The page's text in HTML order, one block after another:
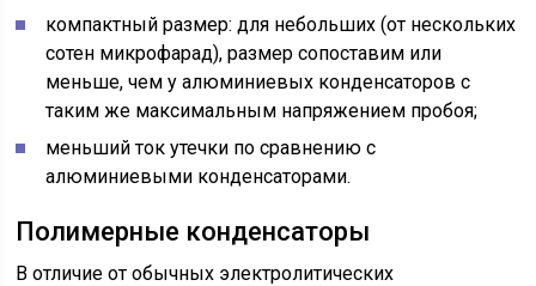
компактный размер: для небольших (от нескольких
сотен микрофарад), размер сопоставим или
меньше, чем у алюминиевых конденсаторов с
таким же максимальным напряжением пробоя;
меньший ток утечки по сравнению с
алюминиевыми конденсаторами.
Полимерные конденсаторы
В отличие от обычных электролитических